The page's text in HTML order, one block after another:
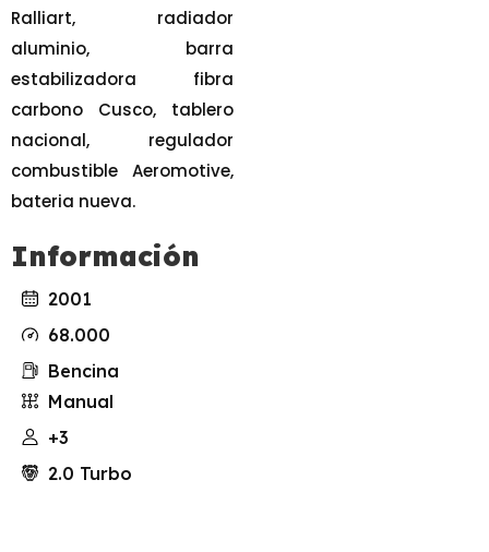
Ralliart, radiador
aluminio, barra
estabilizadora fibra
carbono Cusco, tablero
nacional, regulador
combustible Aeromotive,
bateria nueva.
Información
2001
68.000
Bencina
Manual
+3
2.0 Turbo